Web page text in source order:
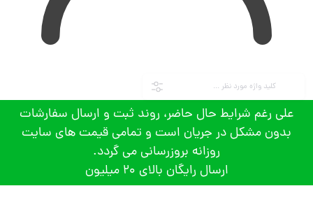
علی رغم شرایط حال حاضر، روند ثبت و ارسال سفارشات
بدون مشکل در جریان است و تمامی قیمت های سایت
روزانه بروزرسانی می گردد.
ارسال رایگان بالای 20 میلیون